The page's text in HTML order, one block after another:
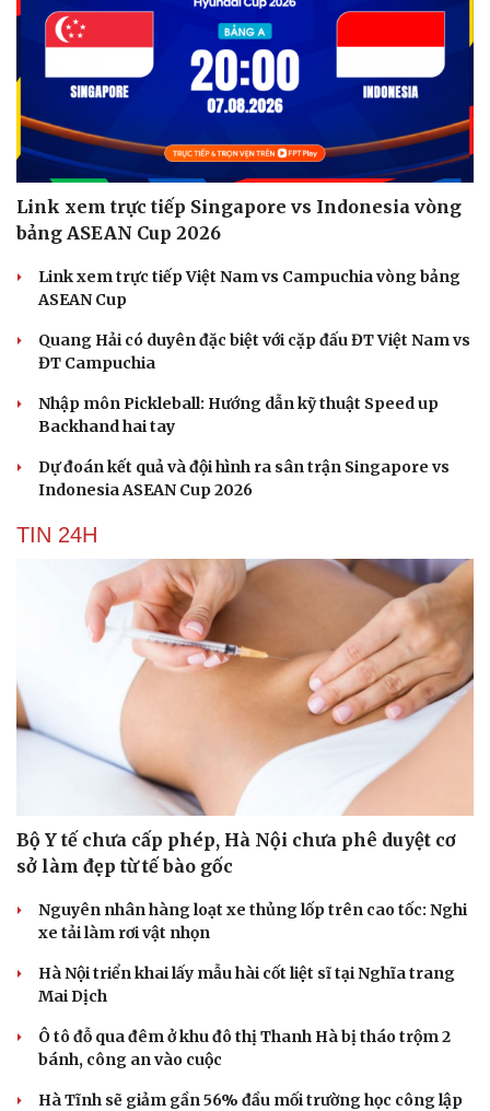
Link xem trực tiếp Singapore vs Indonesia vòng
bảng ASEAN Cup 2026
Link xem trực tiếp Việt Nam vs Campuchia vòng bảng
ASEAN Cup
Quang Hải có duyên đặc biệt với cặp đấu ĐT Việt Nam vs
ĐT Campuchia
Nhập môn Pickleball: Hướng dẫn kỹ thuật Speed up
Backhand hai tay
Dự đoán kết quả và đội hình ra sân trận Singapore vs
Indonesia ASEAN Cup 2026
TIN 24H
Bộ Y tế chưa cấp phép, Hà Nội chưa phê duyệt cơ
sở làm đẹp từ tế bào gốc
Nguyên nhân hàng loạt xe thủng lốp trên cao tốc: Nghi
xe tải làm rơi vật nhọn
Hà Nội triển khai lấy mẫu hài cốt liệt sĩ tại Nghĩa trang
Mai Dịch
Ô tô đỗ qua đêm ở khu đô thị Thanh Hà bị tháo trộm 2
bánh, công an vào cuộc
Hà Tĩnh sẽ giảm gần 56% đầu mối trường học công lập